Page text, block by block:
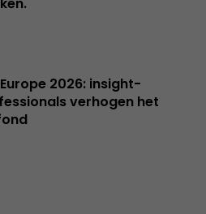
Europe 2026: insight-
verhogen het